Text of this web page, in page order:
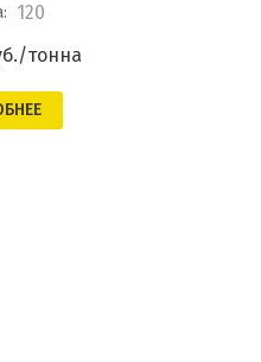
120
тонна